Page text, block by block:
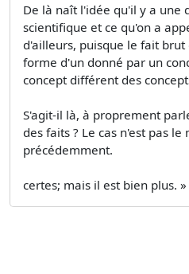
De là naît l'idée qu'il y a une
scientifique et ce qu'on a
d'ailleurs, puisque le fait
forme d'un donné par un
concept différent des
S'agit-il là, à proprement
des faits ? Le cas n'est pas le
précédemment.
certes; mais il est bien plus. »